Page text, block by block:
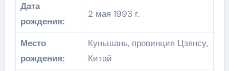
Дата
рождения:
2 мая 1993 г.
Место
рождения:
Куньшань, провинция Цзянсу,
Китай